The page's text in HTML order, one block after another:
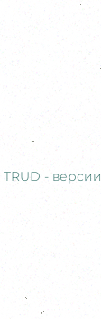
- версии